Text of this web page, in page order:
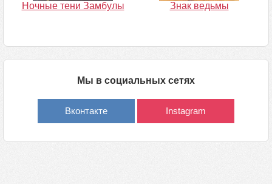
Ночные тени Замбулы Знак ведьмы
Мы в социальных сетях
Вконтакте Instagram